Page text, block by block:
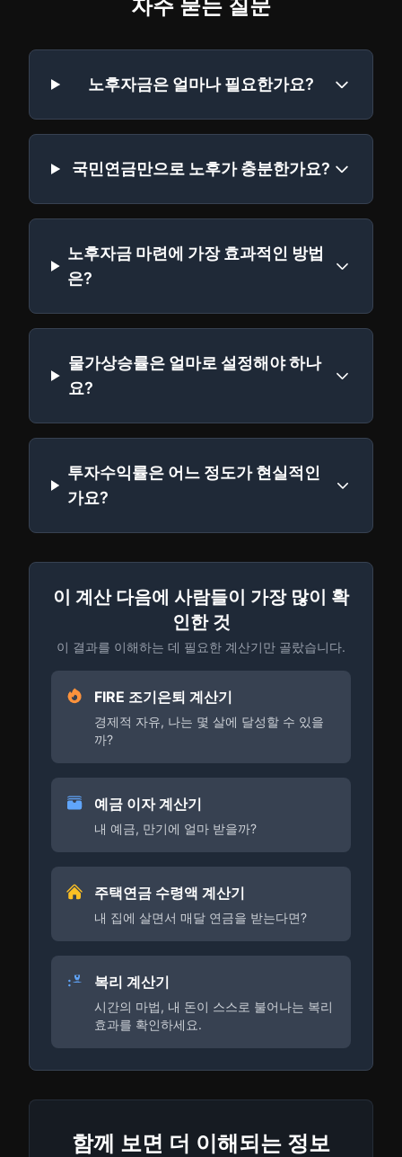
자주 묻는 질문
노후자금은 얼마나 필요한가요?
국민연금만으로 노후가 충분한가요?
노후자금 마련에 가장 효과적인 방법
은?
물가상승률은 얼마로 설정해야 하나
요?
투자수익률은 어느 정도가 현실적인
가요?
이 계산 다음에 사람들이 가장 많이 확
인한 것
이 결과를 이해하는 데 필요한 계산기만 골랐습니다.
FIRE 조기은퇴 계산기
경제적 자유, 나는 몇 살에 달성할 수 있을
까?
예금 이자 계산기
내 예금, 만기에 얼마 받을까?
주택연금 수령액 계산기
내 집에 살면서 매달 연금을 받는다면?
복리 계산기
시간의 마법, 내 돈이 스스로 불어나는 복리
효과를 확인하세요.
함께 보면 더 이해되는 정보